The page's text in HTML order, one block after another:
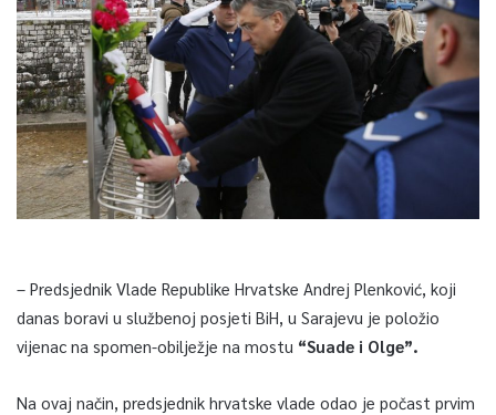
– Predsjednik Vlade Republike Hrvatske Andrej Plenković, koji
danas boravi u službenoj posjeti BiH, u Sarajevu je položio
vijenac na spomen-obilježje na mostu “Suade i Olge”.
Na ovaj način, predsjednik hrvatske vlade odao je počast prvim